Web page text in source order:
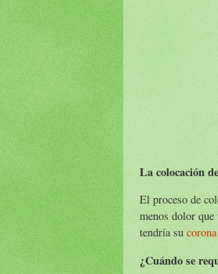
La colocación
El proceso de
menos dolor
tendría su
¿Cuándo se